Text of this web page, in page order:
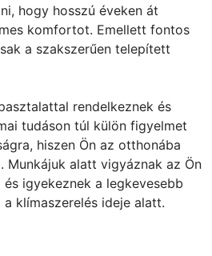
hogy hosszú éveken át
komfortot. Emellett fontos
a szakszerűen telepített
rendelkeznek és
tudáson túl külön figyelmet
hiszen Ön az otthonába
Munkájuk alatt vigyáznak az Ön
igyekeznek a legkevesebb
klímaszerelés ideje alatt.